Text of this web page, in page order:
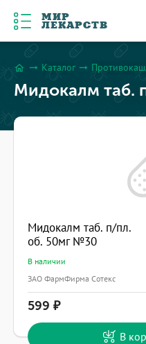
МИР
ЛЕКАРСТВ
home arrow_right_alt Каталог arrow_right_alt
Мидокалм таб.
Мидокалм таб. п/пл.
об. 50мг №30
В наличии
ЗАО ФармФирма Сотекс
599
В